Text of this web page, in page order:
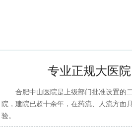
专业正规大医院
合肥中山医院是上级部门批准设置的
院，建院已超十余年，在药流、人流方面
验。